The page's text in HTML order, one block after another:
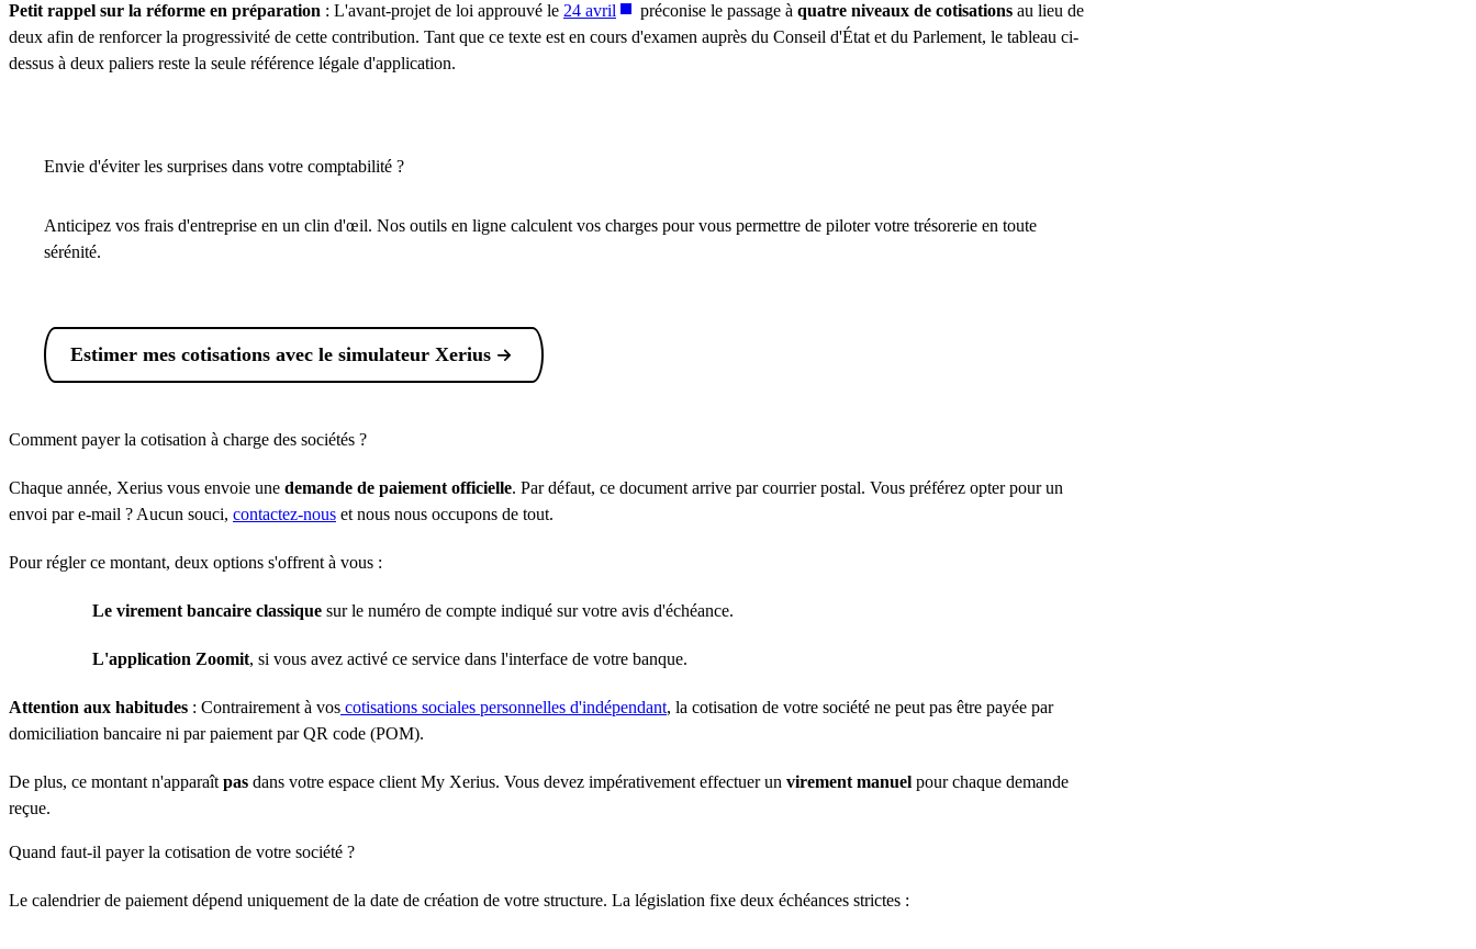
Petit rappel sur la réforme en préparation : L'avant-projet de loi approuvé le 24 avril préconise le passage à quatre niveaux de cotisations au lieu de
deux afin de renforcer la progressivité de cette contribution. Tant que ce texte est en cours d'examen auprès du Conseil d'État et du Parlement, le tableau ci-
dessus à deux paliers reste la seule référence légale d'application.
Envie d'éviter les surprises dans votre comptabilité ?
Anticipez vos frais d'entreprise en un clin d'œil. Nos outils en ligne calculent vos charges pour vous permettre de piloter votre trésorerie en toute
sérénité.
Estimer mes cotisations avec le simulateur Xerius
Comment payer la cotisation à charge des sociétés ?
Chaque année, Xerius vous envoie une demande de paiement officielle. Par défaut, ce document arrive par courrier postal. Vous préférez opter pour un
envoi par e-mail ? Aucun souci, contactez-nous et nous nous occupons de tout.
Pour régler ce montant, deux options s'offrent à vous :
Le virement bancaire classique sur le numéro de compte indiqué sur votre avis d'échéance.
L'application Zoomit, si vous avez activé ce service dans l'interface de votre banque.
Attention aux habitudes : Contrairement à vos cotisations sociales personnelles d'indépendant, la cotisation de votre société ne peut pas être payée par
domiciliation bancaire ni par paiement par QR code (POM).
De plus, ce montant n'apparaît pas dans votre espace client My Xerius. Vous devez impérativement effectuer un virement manuel pour chaque demande
reçue.
Quand faut-il payer la cotisation de votre société ?
Le calendrier de paiement dépend uniquement de la date de création de votre structure. La législation fixe deux échéances strictes :